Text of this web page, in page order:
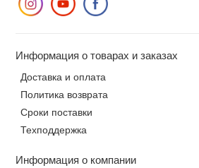
Информация о товарах и заказах
Доставка и оплата
Политика возврата
Сроки поставки
Техподдержка
Информация о компании